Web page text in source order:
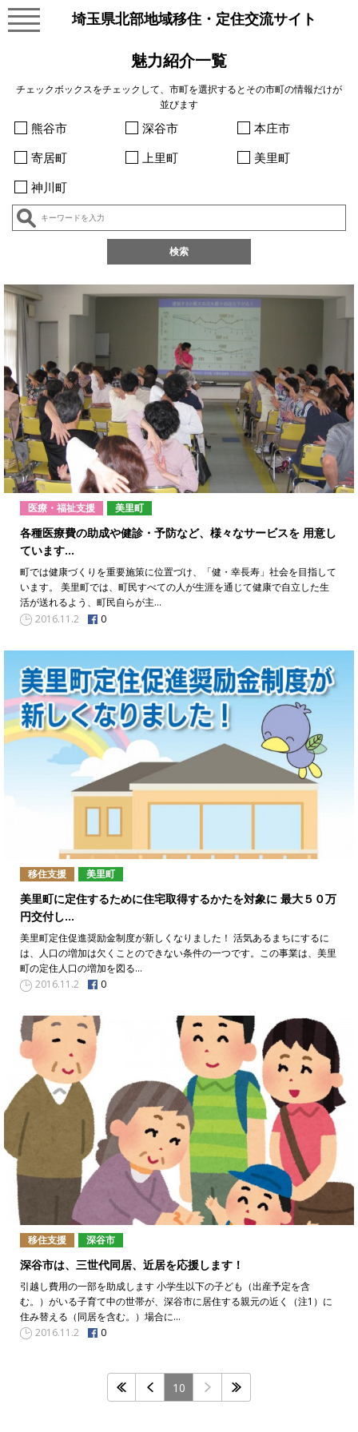
埼玉県北部地域移住・定住交流サイト
魅力紹介一覧
チェックボックスをチェックして、市町を選択するとその市町の情報だけが
並びます
熊谷市 深谷市
本庄市
寄居町
上里町
美里町
神川町
医療・福祉支援 美里町
各種医療費の助成や健診・予防など、様々なサービスを 用意し
ています…
町では健康づくりを重要施策に位置づけ、「健・幸長寿」社会を目指して
います。 美里町では、町民すべての人が生涯を通じて健康で自立した生
活が送れるよう、町民自らが主…
2016.11.2
0
移住支援 美里町
美里町に定住するために住宅取得するかたを対象に 最大５０万
円交付し…
美里町定住促進奨励金制度が新しくなりました！ 活気あるまちにするに
は、人口の増加は欠くことのできない条件の一つです。この事業は、美里
町の定住人口の増加を図る…
2016.11.2
0
移住支援 深谷市
深谷市は、三世代同居、近居を応援します！
引越し費用の一部を助成します 小学生以下の子ども（出産予定を含
む。）がいる子育て中の世帯が、深谷市に居住する親元の近く（注1）に
住み替える（同居を含む。）場合に…
2016.11.2
0
10